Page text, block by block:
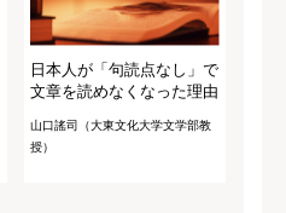
日本人が「句読点なし」で
文章を読めなくなった理由
山口謠司（大東文化大学文学部教
授）